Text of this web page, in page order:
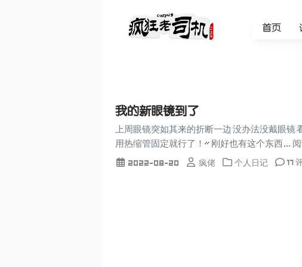
首页
我的新眼镜到了
上周眼镜突如其来的折断一边 没办法没戴眼镜
用热缩管固定就行了！~ 刚好也有这个东西 ...
2022-08-20 疯佬 个人日记 17